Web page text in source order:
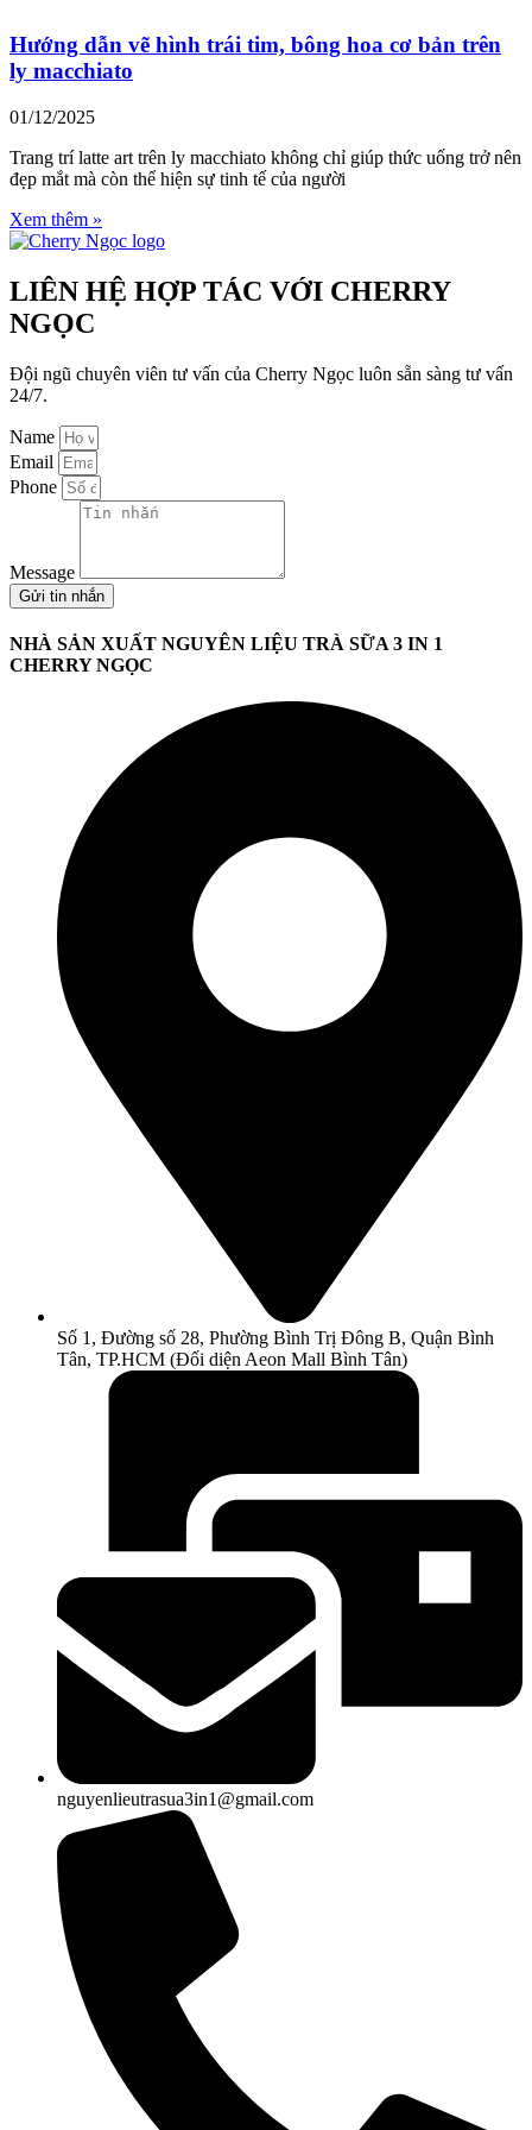
Hướng dẫn vẽ hình trái tim, bông hoa cơ bản trên
ly macchiato
01/12/2025
Trang trí latte art trên ly macchiato không chỉ giúp thức uống trở nên
đẹp mắt mà còn thể hiện sự tinh tế của người
Xem thêm »
LIÊN HỆ HỢP TÁC VỚI CHERRY
NGỌC
Đội ngũ chuyên viên tư vấn của Cherry Ngọc luôn sẵn sàng tư vấn
24/7.
Name
Email
Phone
Message
Gửi tin nhắn
NHÀ SẢN XUẤT NGUYÊN LIỆU TRÀ SỮA 3 IN 1
CHERRY NGỌC
Số 1, Đường số 28, Phường Bình Trị Đông B, Quận Bình
Tân, TP.HCM (Đối diện Aeon Mall Bình Tân)
nguyenlieutrasua3in1@gmail.com